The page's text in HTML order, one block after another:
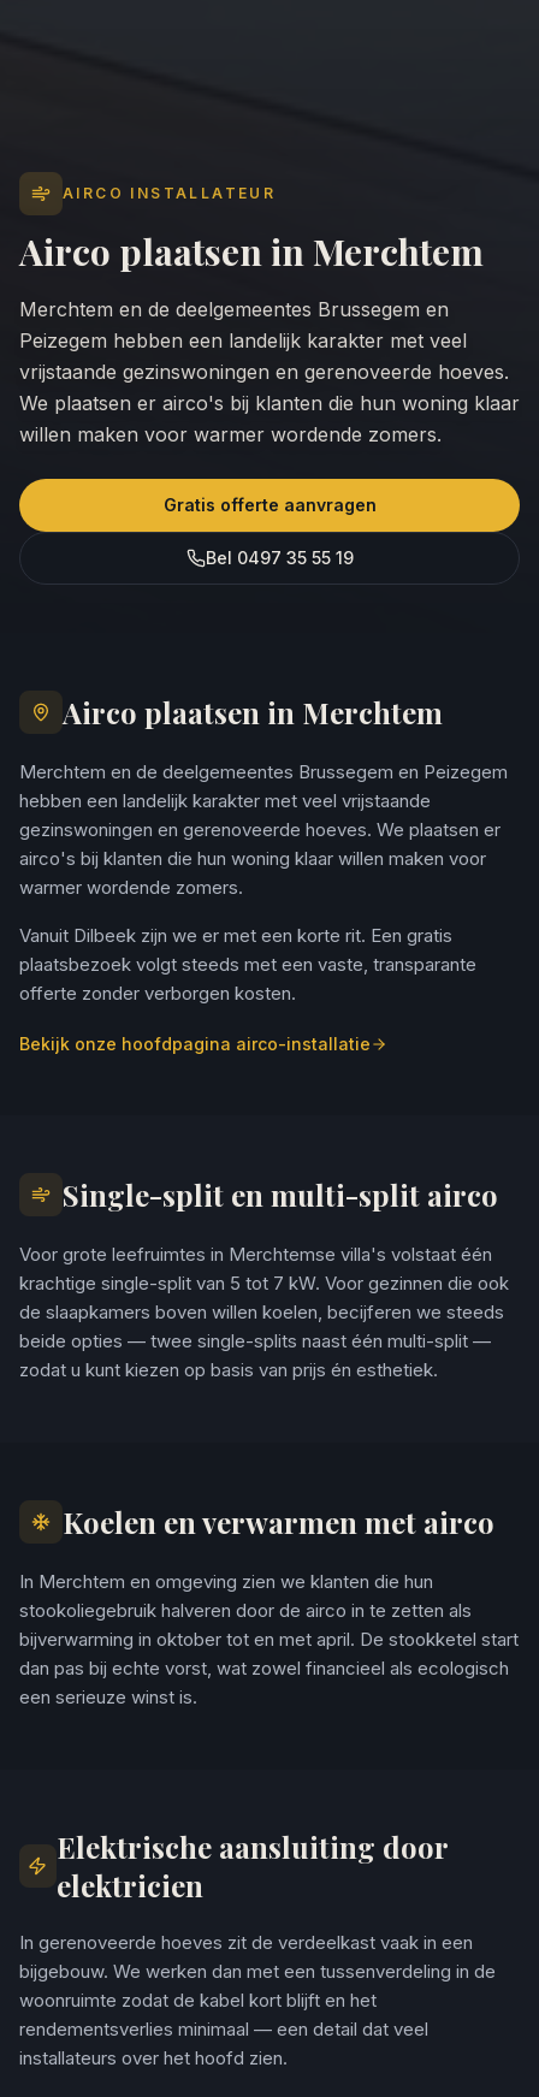
AIRCO INSTALLATEUR
Airco plaatsen in Merchtem
Merchtem en de deelgemeentes Brussegem en
Peizegem hebben een landelijk karakter met veel
vrijstaande gezinswoningen en gerenoveerde hoeves.
We plaatsen er airco's bij klanten die hun woning klaar
willen maken voor warmer wordende zomers.
Gratis offerte aanvragen
Bel 0497 35 55 19
Airco plaatsen in Merchtem
Merchtem en de deelgemeentes Brussegem en Peizegem
hebben een landelijk karakter met veel vrijstaande
gezinswoningen en gerenoveerde hoeves. We plaatsen er
airco's bij klanten die hun woning klaar willen maken voor
warmer wordende zomers.
Vanuit Dilbeek zijn we er met een korte rit. Een gratis
plaatsbezoek volgt steeds met een vaste, transparante
offerte zonder verborgen kosten.
Bekijk onze hoofdpagina airco-installatie
Single-split en multi-split airco
Voor grote leefruimtes in Merchtemse villa's volstaat één
krachtige single-split van 5 tot 7 kW. Voor gezinnen die ook
de slaapkamers boven willen koelen, becijferen we steeds
beide opties — twee single-splits naast één multi-split —
zodat u kunt kiezen op basis van prijs én esthetiek.
Koelen en verwarmen met airco
In Merchtem en omgeving zien we klanten die hun
stookoliegebruik halveren door de airco in te zetten als
bijverwarming in oktober tot en met april. De stookketel start
dan pas bij echte vorst, wat zowel financieel als ecologisch
een serieuze winst is.
Elektrische aansluiting door
elektricien
In gerenoveerde hoeves zit de verdeelkast vaak in een
bijgebouw. We werken dan met een tussenverdeling in de
woonruimte zodat de kabel kort blijft en het
rendementsverlies minimaal — een detail dat veel
installateurs over het hoofd zien.